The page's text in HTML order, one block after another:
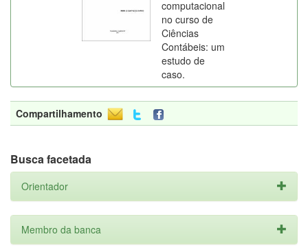
computacional
no curso de
Ciências
Contábeis: um
estudo de
caso.
Compartilhamento
Busca facetada
Orientador
Membro da banca